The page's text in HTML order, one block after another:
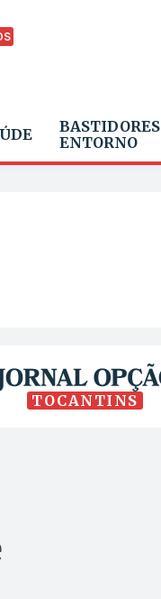
BASTIDORES
ENTORNO
TOCANTINS